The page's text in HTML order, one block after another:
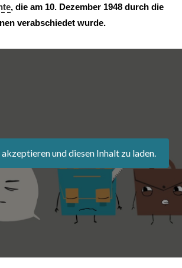
, die am 10. Dezember 1948 durch die
verabschiedet wurde.
und diesen Inhalt zu laden.